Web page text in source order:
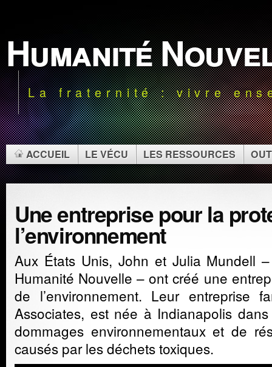
Humanité
La fraternité : vivre
ACCUEIL LE VÉCU LES RESSOURCES
Une entreprise pour la
l’environnement
Aux États Unis, John et Julia Mundell
Humanité Nouvelle – ont créé une
de l’environnement. Leur entreprise
Associates, est née à Indianapolis
dommages environnementaux et de
causés par les déchets toxiques.